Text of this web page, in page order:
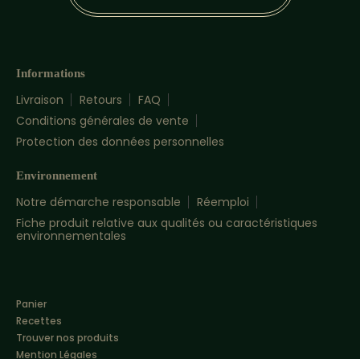
Informations
Livraison Retours
FAQ
Conditions générales de vente
Protection des données personnelles
Environnement
Notre démarche responsable
Réemploi
Fiche produit relative aux qualités ou caractéristiques
environnementales
Panier
Recettes
Trouver nos produits
Mention Légales